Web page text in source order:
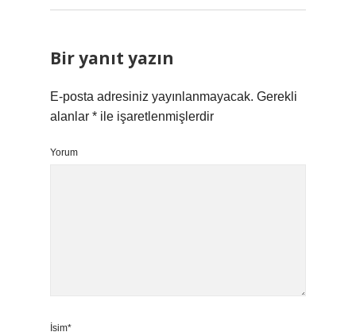
Bir yanıt yazın
E-posta adresiniz yayınlanmayacak. Gerekli
alanlar * ile işaretlenmişlerdir
Yorum
İsim*